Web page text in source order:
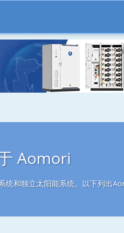
Aomori
和独立太阳能系统。以下列出